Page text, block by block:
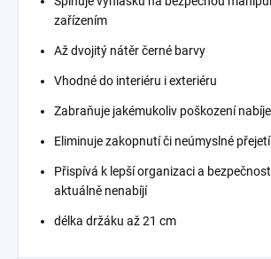
zařízením
Až dvojitý nátěr černé barvy
Vhodné do interiéru i exteriéru
Zabraňuje jakémukoliv poškození
Eliminuje zakopnutí či neúmyslné
Přispívá k lepší organizaci a
aktuálně nenabíjí
délka držáku až 21 cm